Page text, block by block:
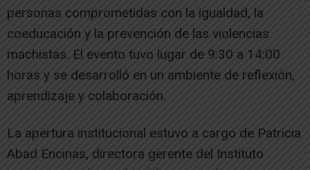
personas comprometidas con la igualdad, la
coeducación y la prevención de las violencias
machistas. El evento tuvo lugar de 9:30 a 14:00
horas y se desarrolló en un ambiente de reflexión,
aprendizaje y colaboración.
La apertura institucional estuvo a cargo de Patricia
Abad Encinas, directora gerente del Instituto